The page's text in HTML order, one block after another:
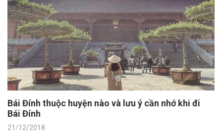
Bái Đính thuộc huyện nào và lưu ý cần nhớ khi đi
Bái Đính
21/12/2018